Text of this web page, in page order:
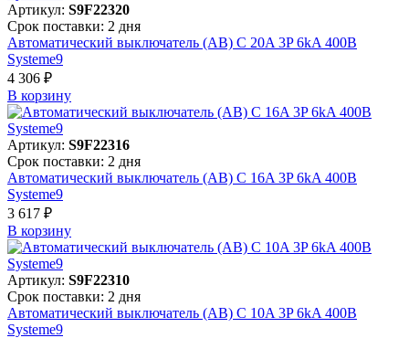
Артикул: S9F22320
Срок поставки: 2 дня
Автоматический выключатель (АВ) C 20A 3P 6kA 400В
Systeme9
4 306 ₽
В корзинy
Артикул: S9F22316
Срок поставки: 2 дня
Автоматический выключатель (АВ) C 16A 3P 6kA 400В
Systeme9
3 617 ₽
В корзинy
Артикул: S9F22310
Срок поставки: 2 дня
Автоматический выключатель (АВ) C 10A 3P 6kA 400В
Systeme9